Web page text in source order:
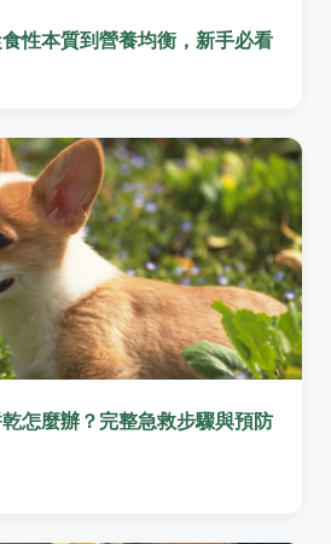
性本質到營養均衡，新手必看
怎麼辦？完整急救步驟與預防